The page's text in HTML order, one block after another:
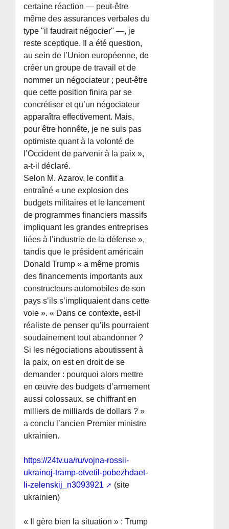
certaine réaction — peut-être
même des assurances verbales du
type "il faudrait négocier" —, je
reste sceptique. Il a été question,
au sein de l’Union européenne, de
créer un groupe de travail et de
nommer un négociateur ; peut-être
que cette position finira par se
concrétiser et qu’un négociateur
apparaîtra effectivement. Mais,
pour être honnête, je ne suis pas
optimiste quant à la volonté de
l’Occident de parvenir à la paix »,
a-t-il déclaré.
Selon M. Azarov, le conflit a
entraîné « une explosion des
budgets militaires et le lancement
de programmes financiers massifs
impliquant les grandes entreprises
liées à l’industrie de la défense »,
tandis que le président américain
Donald Trump « a même promis
des financements importants aux
constructeurs automobiles de son
pays s’ils s’impliquaient dans cette
voie ». « Dans ce contexte, est-il
réaliste de penser qu’ils pourraient
soudainement tout abandonner ?
Si les négociations aboutissent à
la paix, on est en droit de se
demander : pourquoi alors mettre
en œuvre des budgets d’armement
aussi colossaux, se chiffrant en
milliers de milliards de dollars ? »
a conclu l’ancien Premier ministre
ukrainien.
https://24tv.ua/ru/vojna-rossii-
ukrainoj-tramp-otvetil-pobezhdaet-
li-zelenskij_n3093921
(site
ukrainien)
« Il gère bien la situation » : Trump